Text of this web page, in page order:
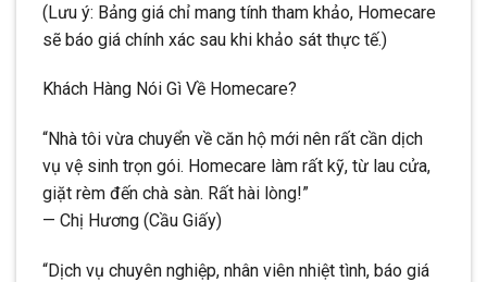
(Lưu ý: Bảng giá chỉ mang tính tham khảo, Homecare
sẽ báo giá chính xác sau khi khảo sát thực tế.)
Khách Hàng Nói Gì Về Homecare?
“Nhà tôi vừa chuyển về căn hộ mới nên rất cần dịch
vụ vệ sinh trọn gói. Homecare làm rất kỹ, từ lau cửa,
giặt rèm đến chà sàn. Rất hài lòng!”
— Chị Hương (Cầu Giấy)
“Dịch vụ chuyên nghiệp, nhân viên nhiệt tình, báo giá